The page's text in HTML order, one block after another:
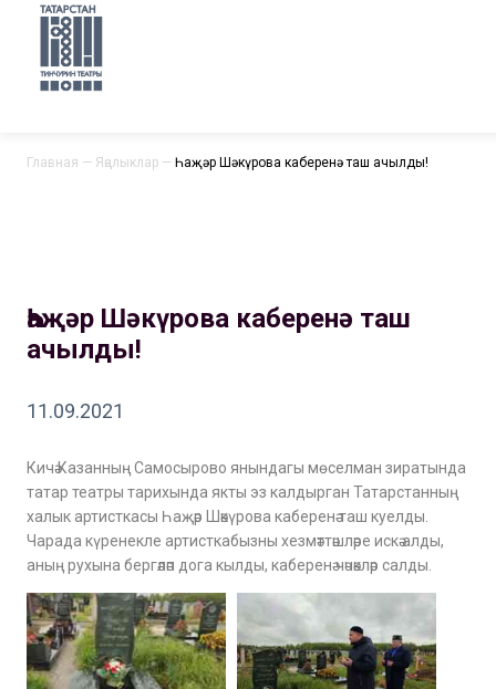
Главная — Яңалыклар — Һаҗәр Шәкүрова каберенә таш ачылды!
Һаҗәр Шәкүрова каберенә таш
ачылды!
11.09.2021
Кичә Казанның Самосырово янындагы мөселман зиратында
татар театры тарихында якты эз калдырган Татарстанның
халык артисткасы Һаҗәр Шәкүрова каберенә таш куелды.
Чарада күренекле артисткабызны хезмәттәшләре искә алды,
аның рухына бергәләп дога кылды, каберенә чәчәкләр салды.